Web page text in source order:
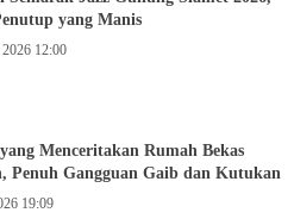
yang Manis
12:00
Menceritakan Rumah Bekas
Penuh Gangguan Gaib dan Kutukan
19:09